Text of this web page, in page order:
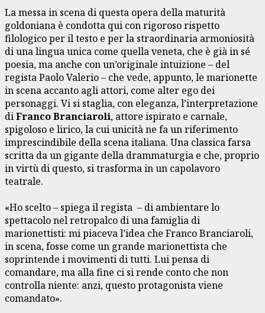
La messa in scena di questa opera della maturità
goldoniana è condotta qui con rigoroso rispetto
filologico per il testo e per la straordinaria armoniosità
di una lingua unica come quella veneta, che è già in sé
poesia, ma anche con un’originale intuizione – del
regista Paolo Valerio – che vede, appunto, le marionette
in scena accanto agli attori, come alter ego dei
personaggi. Vi si staglia, con eleganza, l’interpretazione
diFranco Branciaroli, attore ispirato e carnale,
spigoloso e lirico, la cui unicità ne fa un riferimento
imprescindibile della scena italiana. Una classica farsa
scritta da un gigante della drammaturgia e che, proprio
in virtù di questo, si trasforma in un capolavoro
teatrale.
«Ho scelto – spiega il regista – di ambientare lo
spettacolo nel retropalco di una famiglia di
marionettisti: mi piaceva l’idea che Franco Branciaroli,
in scena, fosse come un grande marionettista che
soprintende i movimenti di tutti. Lui pensa di
comandare, ma alla fine ci si rende conto che non
controlla niente: anzi, questo protagonista viene
comandato».